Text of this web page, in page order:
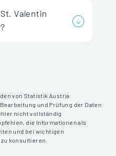
Valentin
von Statistik Austria
und Prüfung der Daten
nicht vollständig
die Informationen als
und bei wichtigen
konsultieren.